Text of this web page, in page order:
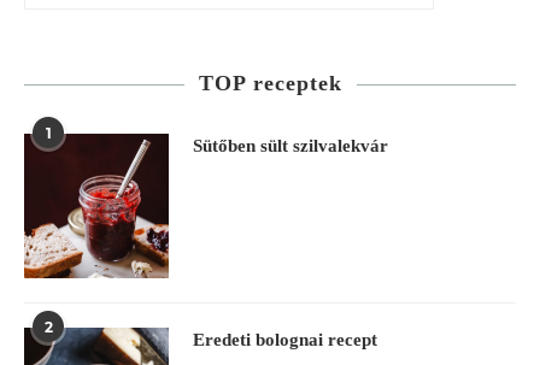
TOP receptek
1
Sütőben sült szilvalekvár
2
Eredeti bolognai recept